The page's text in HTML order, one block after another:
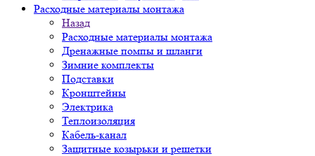
Расходные материалы монтажа
Назад
Расходные материалы монтажа
Дренажные помпы и шланги
Зимние комплекты
Подставки
Кронштейны
Электрика
Теплоизоляция
Кабель-канал
Защитные козырьки и решетки